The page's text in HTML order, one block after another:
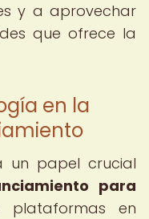
y a aprovechar
que ofrece la
en la
un papel crucial
para
plataformas en